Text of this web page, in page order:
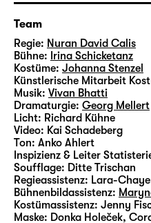
Wendungen mit
zur französischen
vielfach künstlerisch
Nuran David Calisist
Filmemacher. Neben
klassischer
Überschreibungen
(LIVE FAST — DIE
Zudem gilt er als
dokumentarische
politischen
a. „Die Lücke — Ein
Team
Regie: Nuran David Calis
Bühne: Irina Schicketanz
Kostüme: Johanna Stenzel
Künstlerische Mitarbeit
Musik: Vivan Bhatti
Dramaturgie: Georg Mellert
Licht: Richard Kühne
Video: Kai Schadeberg
Ton: Anko Ahlert
Inspizienz & Leiter
Soufflage: Ditte Trischan
Regieassistenz: Lara-
Bühnenbildassistenz:
Kostümassistenz: Jenny
Maske: Donka Holeček,